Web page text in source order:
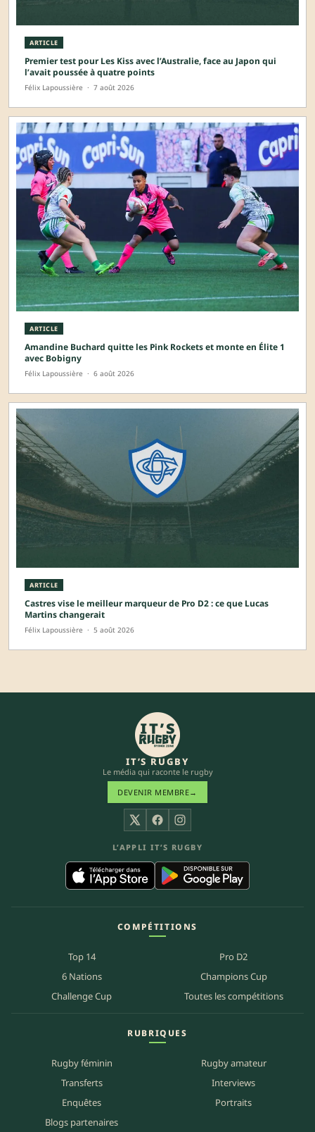
ARTICLE
Premier test pour Les Kiss avec l’Australie, face au Japon qui
l’avait poussée à quatre points
Félix Lapoussière · 7 août 2026
ARTICLE
Amandine Buchard quitte les Pink Rockets et monte en Élite 1
avec Bobigny
Félix Lapoussière · 6 août 2026
ARTICLE
Castres vise le meilleur marqueur de Pro D2 : ce que Lucas
Martins changerait
Félix Lapoussière · 5 août 2026
IT’S RUGBY
Le média qui raconte le rugby
DEVENIR MEMBRE→
X FacebookInstagram
L’APPLI IT’S RUGBY
COMPÉTITIONS
Top 14
Pro D2
6 Nations
Champions Cup
Challenge Cup
Toutes les compétitions
RUBRIQUES
Rugby féminin
Rugby amateur
Transferts
Interviews
Enquêtes
Portraits
Blogs partenaires